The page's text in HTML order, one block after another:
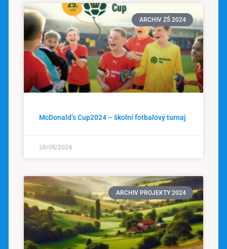
ARCHIV ZŠ 2024
McDonald’s Cup2024 – školní fotbalový turnaj
28/05/2024
ARCHIV PROJEKTY 2024